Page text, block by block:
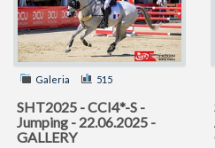
Galeria 515
SHT2025 - CCI4*-S -
Jumping - 22.06.2025 -
GALLERY